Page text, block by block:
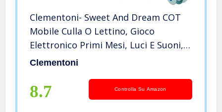
Clementoni- Sweet And Dream COT
Mobile Culla O Lettino, Gioco
Elettronico Primi Mesi, Luci E Suoni,
Giostrina Neonato, Multicolore,
Clementoni
8.7 Controlla Su Amazon